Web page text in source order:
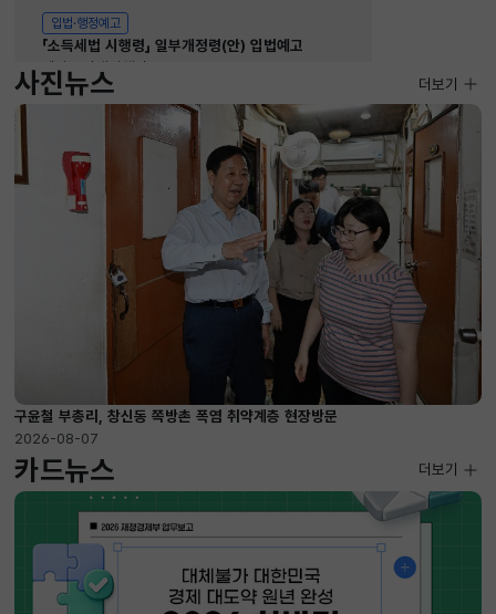
입법·행정예고
「소득세법 시행령」 일부개정령(안) 입법예고
재산소비세정책관
2026-08-07 ~ 2026-09-10
사진뉴스
구윤철 부총리, 창신동 쪽방촌 폭염 취약계층 현장방문
2026-08-07
사진뉴스
더보기
카드뉴스 더보기